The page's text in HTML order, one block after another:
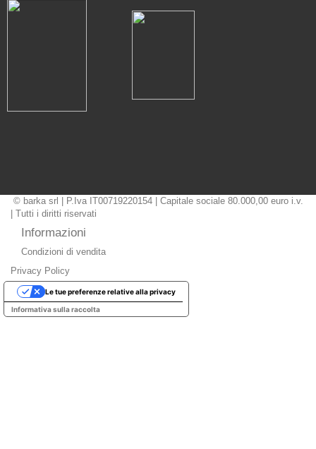
© barka srl | P.Iva IT00719220154 | Capitale sociale 80.000,00 euro i.v.
| Tutti i diritti riservati
Informazioni
Condizioni di vendita
Privacy Policy
Informativa sulla raccolta
Le tue preferenze relative alla privacy